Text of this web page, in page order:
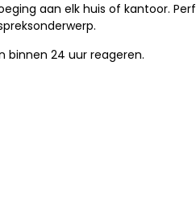
aan elk huis of kantoor.
binnen 24 uur reageren.